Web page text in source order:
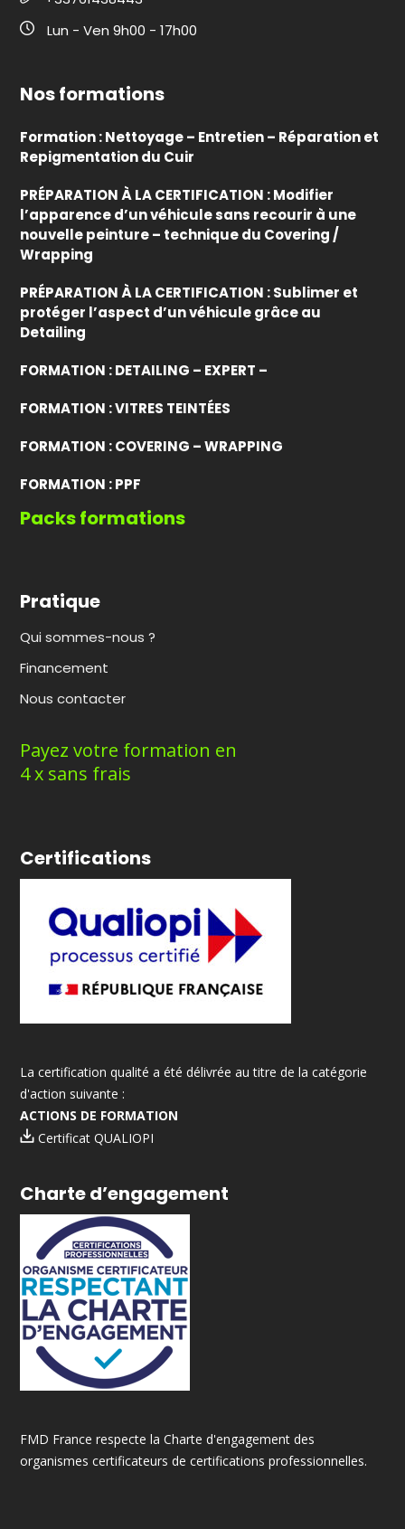
Lun - Ven 9h00 - 17h00
Nos formations
Formation : Nettoyage – Entretien – Réparation et
Repigmentation du Cuir
PRÉPARATION À LA CERTIFICATION : Modifier
l’apparence d’un véhicule sans recourir à une
nouvelle peinture – technique du Covering /
Wrapping
PRÉPARATION À LA CERTIFICATION : Sublimer et
protéger l’aspect d’un véhicule grâce au
Detailing
FORMATION : DETAILING – EXPERT –
FORMATION : VITRES TEINTÉES
FORMATION : COVERING – WRAPPING
FORMATION : PPF
Packs formations
Pratique
Qui sommes-nous ?
Financement
Nous contacter
Payez votre formation en
4 x sans frais
Certifications
La certification qualité a été délivrée au titre de la catégorie
d'action suivante :
ACTIONS DE FORMATION
Certificat QUALIOPI
Charte d’engagement
FMD France respecte la Charte d'engagement des
organismes certificateurs de certifications professionnelles.